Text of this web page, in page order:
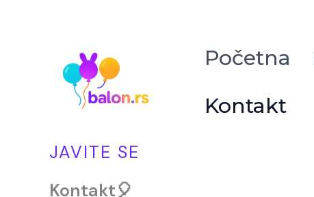
Početna
Kontakt
JAVITE SE
Kontakt🎈